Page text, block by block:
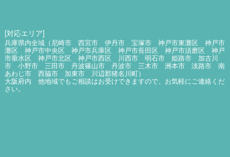
[対応エリア]
兵庫県内全域（尼崎市 西宮市 伊丹市 宝塚市 神戸市東灘区 神戸市
灘区 神戸市中央区 神戸市兵庫区 神戸市長田区 神戸市須磨区 神戸
市垂水区 神戸市北区 神戸市西区 川西市 明石市 姫路市 加古川
市 小野市 三田市 丹波篠山市 丹波市 三木市 洲本市 淡路市 南
あわじ市 西脇市 加東市 川辺郡猪名川町）
大阪府内 他地域でもご相談はお受けできますので、お気軽にご連絡くだ
さい。